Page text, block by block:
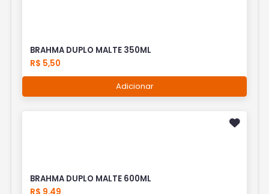
BRAHMA DUPLO MALTE 350ML
R$ 5,50
Adicionar
BRAHMA DUPLO MALTE 600ML